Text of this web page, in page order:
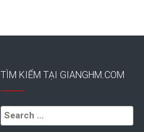
TÌM KIẾM TẠI GIANGHM.COM
Search
for: